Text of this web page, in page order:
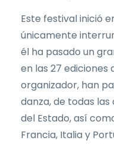
Este festival inició
únicamente
él ha pasado un
en las 27
organizador, han
danza, de todas
del Estado, así
Francia, Italia y